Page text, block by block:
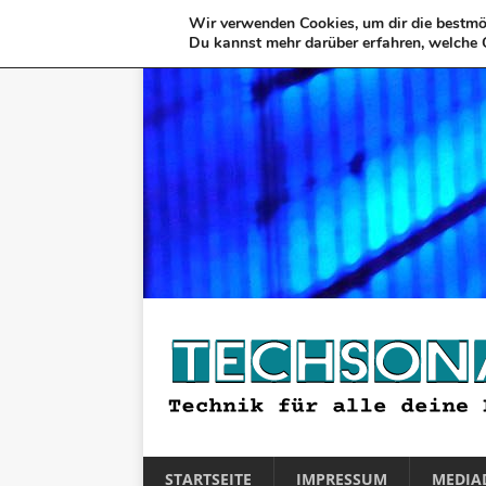
STARTSEITE IMPRESSUM
Wir verwenden Cookies, um dir die
Du kannst mehr darüber erfahren,